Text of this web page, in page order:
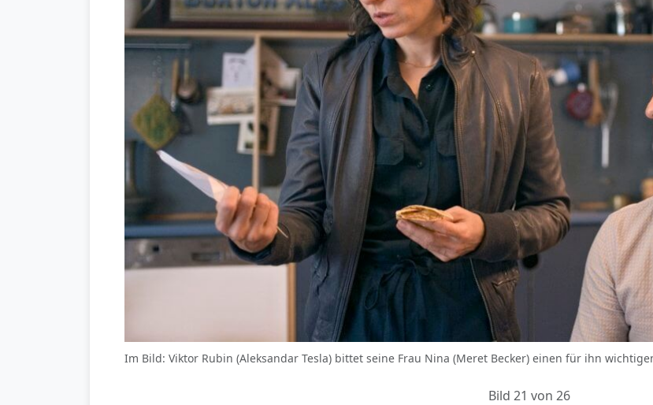
Im Bild: Viktor Rubin (Aleksandar Tesla) bittet seine Frau Nina (Meret Becker) einen für ihn
Bild 21 von 26